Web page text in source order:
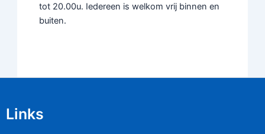
tot 20.00u. Iedereen is welkom vrij binnen en
buiten.
Links